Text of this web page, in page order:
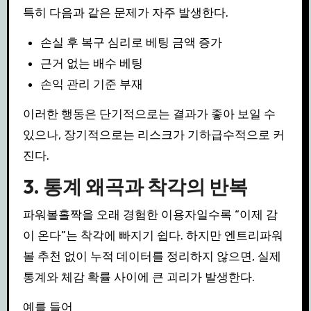
특히 다음과 같은 문제가 자주 발생한다.
손실 후 복구 심리로 베팅 금액 증가
근거 없는 배수 베팅
손익 관리 기준 부재
이러한 행동은 단기적으로는 결과가 좋아 보일 수
있으나, 장기적으로는 리스크가 기하급수적으로 커
진다.
3. 통계 왜곡과 착각의 반복
파워볼홀짝을 오래 경험한 이용자일수록 “이제 감
이 온다”는 착각에 빠지기 쉽다. 하지만 엔트리파워
볼 추천 없이 누적 데이터를 정리하지 않으면, 실제
통계와 체감 확률 사이에 큰 괴리가 발생한다.
예를 들어